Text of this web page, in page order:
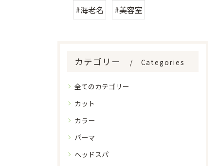
#海老名 #美容室
カテゴリー Categories
全てのカテゴリー
カット
カラー
パーマ
ヘッドスパ